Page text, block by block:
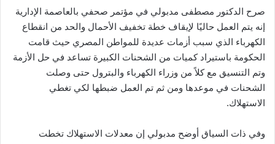
صرح الدكتور مصطفى مدبولي في مؤتمر صحفي بالعاصمة الإدارية
إنه يتم العمل حاليًا لإيقاف خطة تخفيف الأحمال والحد من انقطاع
الكهرباء الذي سبب أزمات عديدة للمواطن المصري حيث قامت
الحكومة باستيراد كميات من الشحنات الكبيرة تساعد في حل الأزمة
وتم التنسيق مع كلاً من وزراء الكهرباء والبترول حتى وصلت
الشحنات في موعدها ومن ثم تم العمل ضبطها لكي تغطي
الاستهلاك.
وفي ذات السياق أوضح مدبولي إن معدلات الاستهلاك تخطت